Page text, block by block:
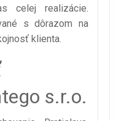
celej realizácie.
s dôrazom na
klienta.
s.r.o.